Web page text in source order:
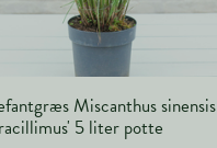
Miscanthus sinensis
5 liter potte